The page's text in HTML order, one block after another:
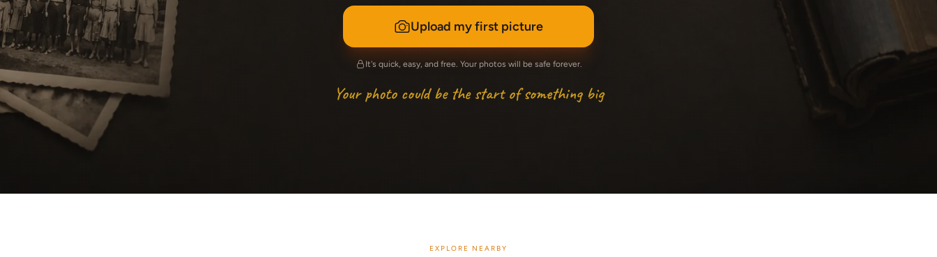
Upload my first picture
It's quick, easy, and free. Your photos will be safe forever.
Your photo could be the start of something big
EXPLORE NEARBY